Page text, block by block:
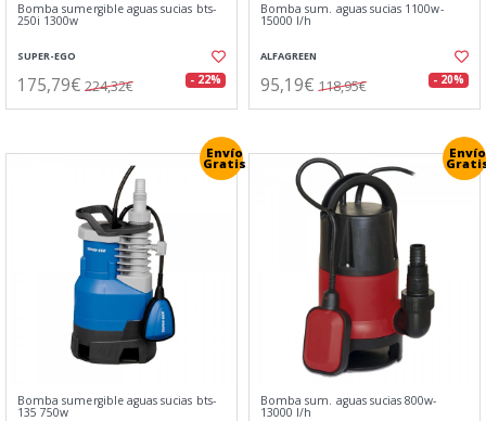
Bomba sumergible aguas sucias bts-
250i 1300w
SUPER-EGO
175,79€ 224,32€ - 22%
Bomba sum. aguas sucias 1100w-
15000 l/h
ALFAGREEN
95,19€ 118,95€ - 20%
Envío
Gratis
Bomba sumergible aguas sucias bts-
135 750w
Envío
Bomba sum. aguas sucias 800w-
13000 l/h